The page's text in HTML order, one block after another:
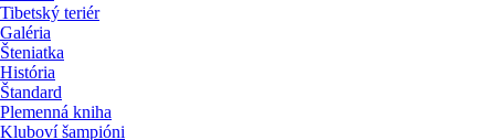
Tibetský teriér
Galéria
Šteniatka
História
Štandard
Plemenná kniha
Kluboví šampióni